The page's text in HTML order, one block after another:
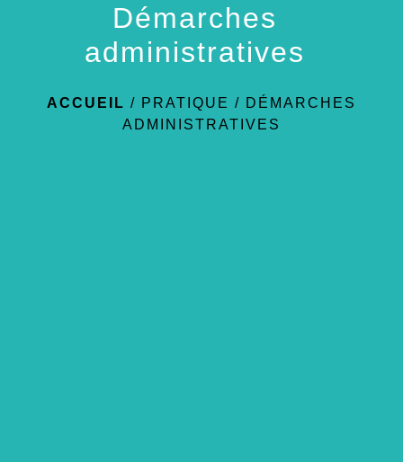
Démarches
administratives
ACCUEIL / PRATIQUE / DÉMARCHES
ADMINISTRATIVES